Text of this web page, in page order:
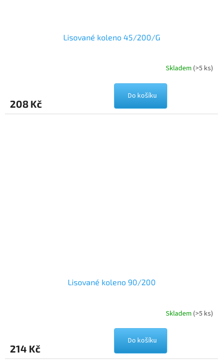
Lisované koleno 45/200/G
Skladem (>5 ks)
208 Kč
Do košíku
Lisované koleno 90/200
Skladem (>5 ks)
214 Kč
Do košíku